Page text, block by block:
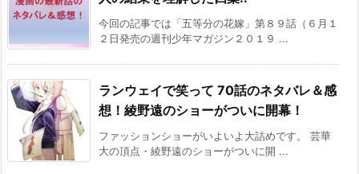
今回の記事では「五等分の花嫁」第８９話（６月１
２日発売の週刊少年マガジン２０１９ ...
ランウェイで笑って 70話のネタバレ＆感
想！綾野遠のショーがついに開幕！
ファッションショーがいよいよ大詰めです。 芸華
大の頂点・綾野遠のショーがついに開 ...